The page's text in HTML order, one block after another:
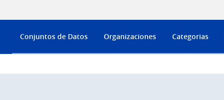
Conjuntos de Datos Organizaciones Categorias